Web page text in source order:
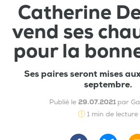
Catherine
vend ses
pour la
Ses paires seront mises
septembre.
Publié le 29.07.2021 par
1 min de lecture